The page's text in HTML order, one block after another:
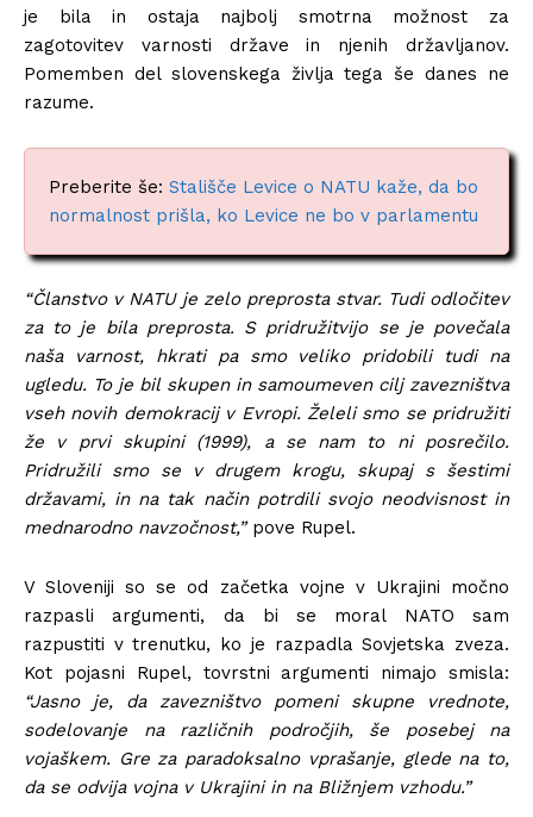
je bila in ostaja najbolj smotrna možnost za
zagotovitev varnosti države in njenih državljanov.
Pomemben del slovenskega življa tega še danes ne
razume.
Preberite še: Stališče Levice o NATU kaže, da bo
normalnost prišla, ko Levice ne bo v parlamentu
“Članstvo v NATU je zelo preprosta stvar. Tudi odločitev
za to je bila preprosta. S pridružitvijo se je povečala
naša varnost, hkrati pa smo veliko pridobili tudi na
ugledu. To je bil skupen in samoumeven cilj zavezništva
vseh novih demokracij v Evropi. Želeli smo se pridružiti
že v prvi skupini (1999), a se nam to ni posrečilo.
Pridružili smo se v drugem krogu, skupaj s šestimi
državami, in na tak način potrdili svojo neodvisnost in
mednarodno navzočnost,”pove Rupel.
V Sloveniji so se od začetka vojne v Ukrajini močno
razpasli argumenti, da bi se moral NATO sam
razpustiti v trenutku, ko je razpadla Sovjetska zveza.
Kot pojasni Rupel, tovrstni argumenti nimajo smisla:
“Jasno je, da zavezništvo pomeni skupne vrednote,
sodelovanje na različnih področjih, še posebej na
vojaškem. Gre za paradoksalno vprašanje, glede na to,
da se odvija vojna v Ukrajini in na Bližnjem vzhodu.”